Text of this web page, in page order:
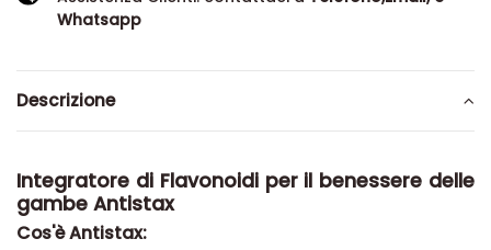
Whatsapp
Descrizione
Integratore di Flavonoidi per il benessere delle
gambe Antistax
Cos'è Antistax: